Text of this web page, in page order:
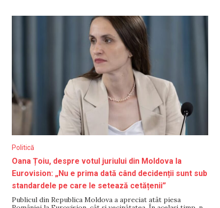
Politică
Oana Țoiu, despre votul juriului din Moldova la
Eurovision: „Nu e prima dată când decidenții sunt sub
standardele pe care le setează cetățenii”
Publicul din Republica Moldova a apreciat atât piesa